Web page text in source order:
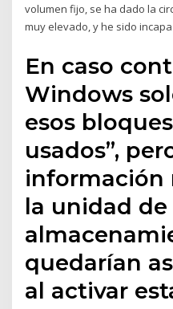
volumen fijo, se ha dado la
muy elevado, y he sido
En caso
Windows
esos
usados”,
información
la unidad de
quedarían
al activar